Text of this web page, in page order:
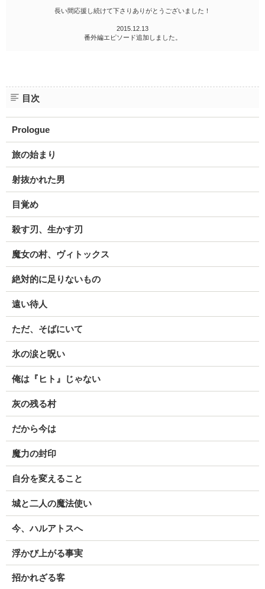
長い間応援し続けて下さりありがとうございました！
2015.12.13
番外編エピソード追加しました。
目次
Prologue
旅の始まり
射抜かれた男
目覚め
殺す刃、生かす刃
魔女の村、ヴィトックス
絶対的に足りないもの
遠い待人
ただ、そばにいて
氷の涙と呪い
俺は『ヒト』じゃない
灰の残る村
だから今は
魔力の封印
自分を変えること
城と二人の魔法使い
今、ハルアトスへ
浮かび上がる事実
招かれざる客